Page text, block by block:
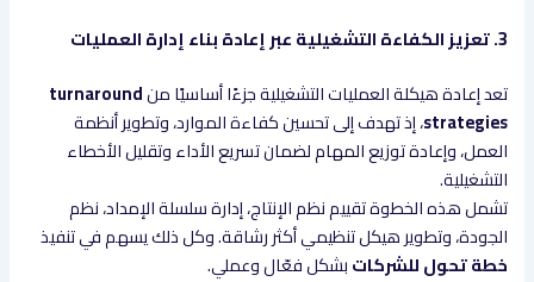
3. تعزيز الكفاءة التشغيلية عبر إعادة بناء إدارة العمليات
تعد إعادة هيكلة العمليات التشغيلية جزءًا أساسيًا منturnaround
strategies، إذ تهدف إلى تحسين كفاءة الموارد، وتطوير أنظمة
العمل، وإعادة توزيع المهام لضمان تسريع الأداء وتقليل الأخطاء
التشغيلية.
تشمل هذه الخطوة تقييم نظم الإنتاج، إدارة سلسلة الإمداد، نظم
الجودة، وتطوير هيكل تنظيمي أكثر رشاقة. وكل ذلك يسهم في تنفيذ
خطة تحول للشركاتبشكل فعّال وعملي.